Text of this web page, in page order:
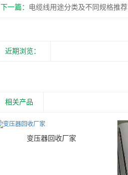
下一篇： 电缆线用途分类及不同规格推荐
近期浏览：
相关产品
变压器回收厂家